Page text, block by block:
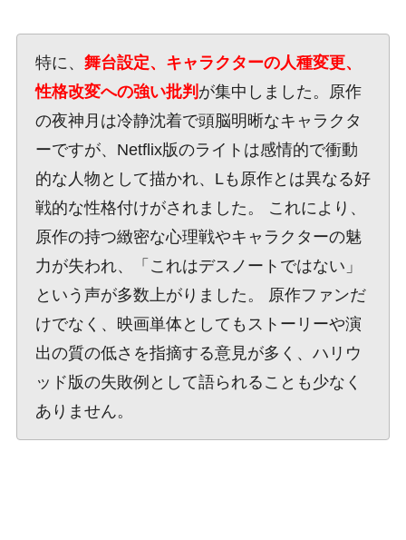
特に、 舞台設定、キャラクターの人種変更、
性格改変への強い批判 が集中しました。原作
の夜神月は冷静沈着で頭脳明晰なキャラクタ
ーですが、Netflix版のライトは感情的で衝動
的な人物として描かれ、Lも原作とは異なる好
戦的な性格付けがされました。 これにより、
原作の持つ緻密な心理戦やキャラクターの魅
力が失われ、「これはデスノートではない」
という声が多数上がりました。 原作ファンだ
けでなく、映画単体としてもストーリーや演
出の質の低さを指摘する意見が多く、ハリウ
ッド版の失敗例として語られることも少なく
ありません。